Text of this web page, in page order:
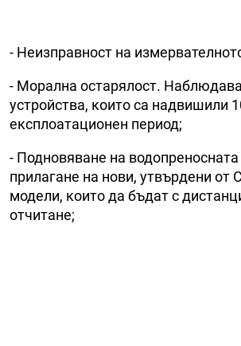
- Неизправност на
- Морална остарялост.
устройства, които са надвишили
експлоатационен период;
- Подновяване на
прилагане на нови, утвърдени от
модели, които да бъдат с
отчитане;